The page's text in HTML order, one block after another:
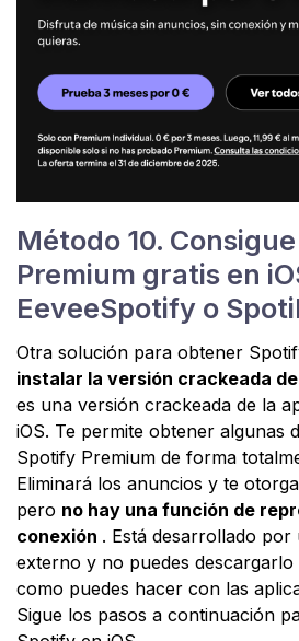
Método 10.
Premium gratis en
EeveeSpotify o
Otra solución para obtener
instalar la versión crackeada
es una versión crackeada de la
iOS. Te permite obtener algunas
Spotify Premium de forma
Eliminará los anuncios y te
pero no hay una función de
conexión . Está desarrollado
externo y no puedes
como puedes hacer con las
Sigue los pasos a continuación